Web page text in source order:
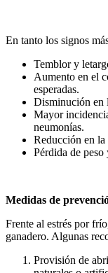
En tanto los signos
Temblor y
Aumento en el
esperadas.
Disminución en
Mayor
neumonías.
Reducción en
Pérdida de
Medidas de
Frente al estrés por
ganadero. Algunas
Provisión de